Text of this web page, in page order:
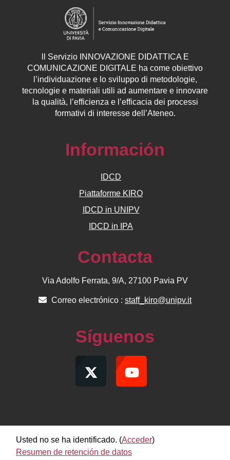
Servizio INNOVAZIONE DIDATTICA E
COMUNICAZIONE DIGITALE ha come obiettivo
l’individuazione e lo sviluppo di metodologie,
tecnologie e materiali utili ad aumentare e innovare
la qualità, l’efficienza e l’efficacia dei processi
formativi di interesse dell’Ateneo.
Información
IDCD
Piattaforme KIRO
IDCD in UNIPV
IDCD in IPA
Contacta
Via Adolfo Ferrata, 9/A, 27100 Pavia PV
Correo electrónico : staff_kiro@unipv.it
Síguenos
Usted no se ha identificado. (Acceder)
Resumen de retención de datos